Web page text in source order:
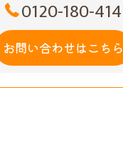
0120-180-414
お問い合わせはこちら